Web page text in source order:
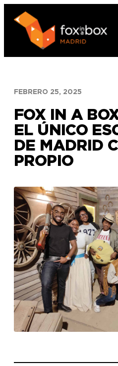
Saltar
contenido
FEBRERO 25, 2025
FOX IN A
EL ÚNICO
DE MADRID
PROPIO